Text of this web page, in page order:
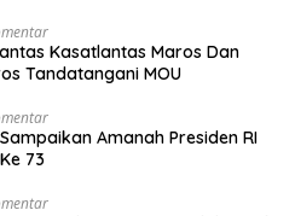
Kasatlantas Maros Dan
Tandatangani MOU
Amanah Presiden RI
73